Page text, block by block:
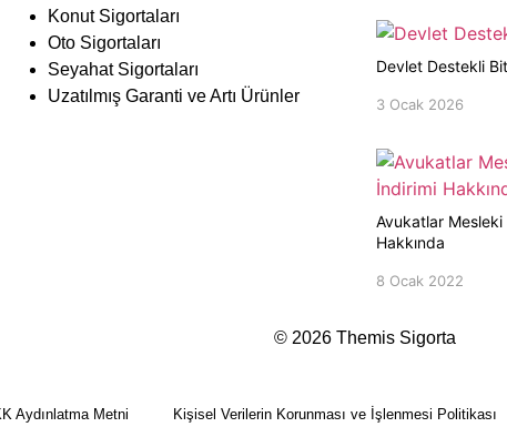
Konut Sigortaları
Oto Sigortaları
Seyahat Sigortaları
Uzatılmış Garanti ve Artı Ürünler
Devlet Destekli
3 Ocak 2026
Avukatlar Mesleki
Hakkında
8 Ocak 2022
© 2026 Themis Sigorta
Aydınlatma Metni Kişisel Verilerin Korunması ve İşlenmesi Politikası